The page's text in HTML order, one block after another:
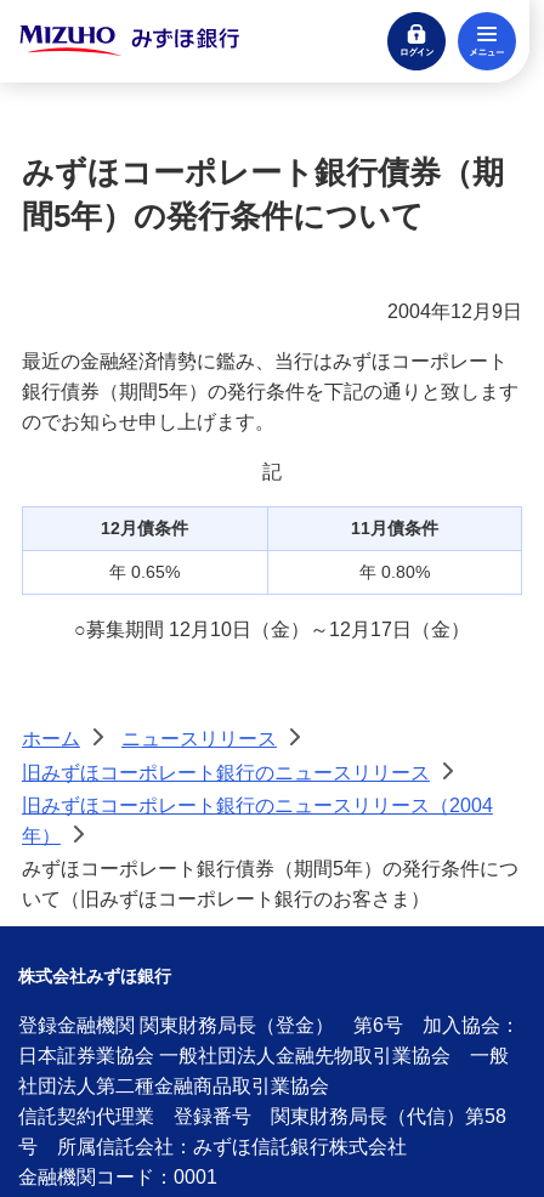
ログイン
閉じる
口座開設
来店不要・スマホで完結
ローン
住宅ローン・カードローン
備える
学ぶ・考える
お客さまサポート
困ったときは・よくあるご質問
みずほ銀行について
みずほコーポレート銀行債券（期
間5年）の発行条件について
2004年12月9日
最近の金融経済情勢に鑑み、当行はみずほコーポレート
銀行債券（期間5年）の発行条件を下記の通りと致します
のでお知らせ申し上げます。
記
12月債条件 11月債条件
年 0.65% 年 0.80%
○募集期間 12月10日（金）～12月17日（金）
ホーム > ニュースリリース
>
旧みずほコーポレート銀行のニュースリリース
>
旧みずほコーポレート銀行のニュースリリース（2004
年）
>
みずほコーポレート銀行債券（期間5年）の発行条件につ
いて（旧みずほコーポレート銀行のお客さま）
株式会社みずほ銀行
登録金融機関 関東財務局長（登金） 第6号 加入協会：
日本証券業協会 一般社団法人金融先物取引業協会 一般
社団法人第二種金融商品取引業協会
信託契約代理業 登録番号 関東財務局長（代信）第58
号 所属信託会社：みずほ信託銀行株式会社
金融機関コード：0001